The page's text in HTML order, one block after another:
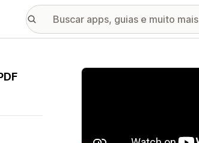
Galeria de imagens em